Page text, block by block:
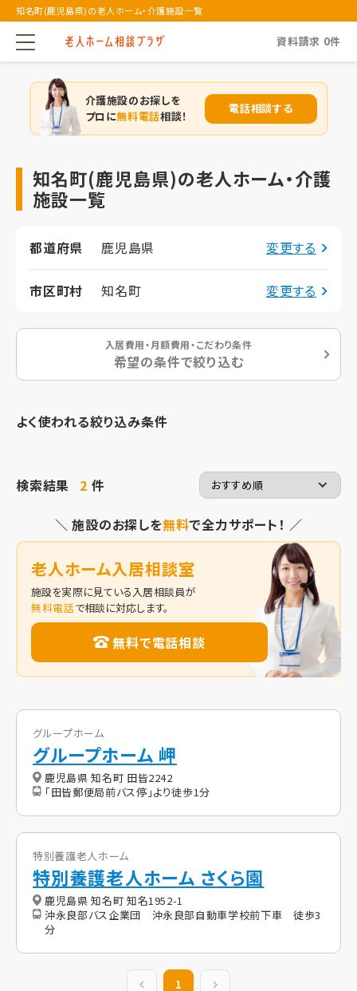
知名町(鹿児島県)の老人ホーム・介護施設一覧
資料請求 0件
介護施設のお探しを
プロに無料電話相談！
電話相談する
知名町(鹿児島県)の老人ホーム・介護
施設一覧
都道府県 鹿児島県 変更する
市区町村 知名町 変更する
入居費用・月額費用・こだわり条件
希望の条件で絞り込む
よく使われる絞り込み条件
検索結果 2 件
＼ 施設のお探しを無料で全力サポート！ ／
老人ホーム入居相談室
施設を実際に見ている入居相談員が
無料電話で相談に対応します。
無料で電話相談
グループホーム
グループホーム 岬
鹿児島県 知名町 田皆2242
「田皆郵便局前バス停」より徒歩1分
特別養護老人ホーム
特別養護老人ホーム さくら園
鹿児島県 知名町 知名1952-1
沖永良部バス企業団 沖永良部自動車学校前下車 徒歩3
分
前の20件
1